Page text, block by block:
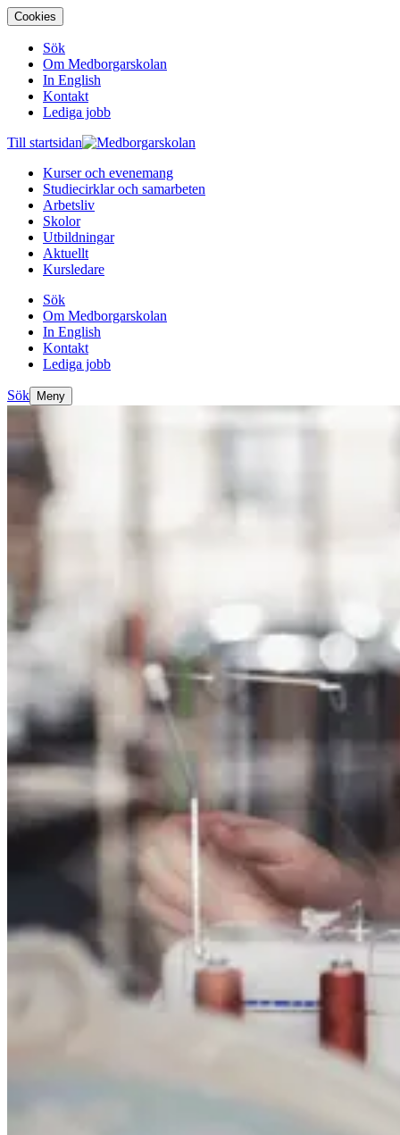
Cookies
Sök
Om Medborgarskolan
In English
Kontakt
Lediga jobb
Till startsidan
Kurser och evenemang
Studiecirklar och samarbeten
Arbetsliv
Skolor
Utbildningar
Aktuellt
Kursledare
Sök
Om Medborgarskolan
In English
Kontakt
Lediga jobb
Sök Meny